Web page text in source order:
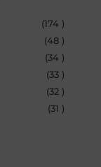
(174 )
(48 )
(34 )
(33 )
(32 )
(31 )